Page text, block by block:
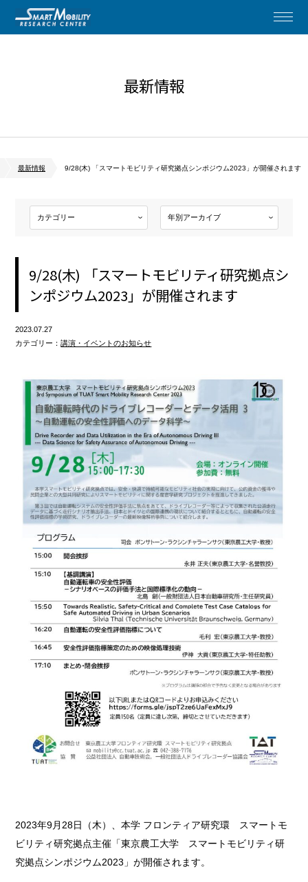
最新情報
最新情報 9/28(木) 「スマートモビリティ研究拠点シンポジウム2023」が開催されます
9/28(木) 「スマートモビリティ研究拠点シ
ンポジウム2023」が開催されます
2023.07.27
カテゴリー：講演・イベントのお知らせ
2023年9月28日（木）、本学 フロンティア研究環 スマートモ
ビリティ研究拠点主催「東京農工大学 スマートモビリティ研
究拠点シンポジウム2023」が開催されます。